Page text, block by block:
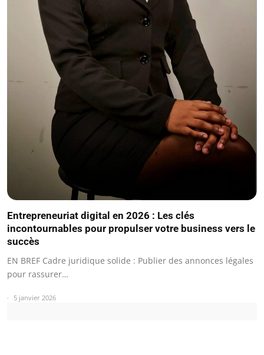
Entrepreneuriat digital en 2026 : Les clés
incontournables pour propulser votre business vers le
succès
EN BREF Cadre juridique solide : Publier des annonces légales
pour rassurer…
5 janvier 2026